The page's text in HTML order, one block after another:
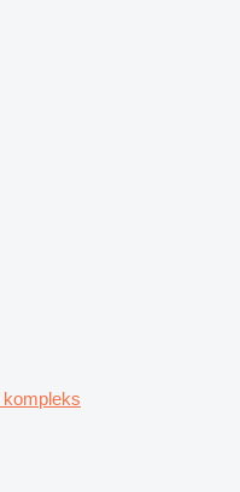
kompleks